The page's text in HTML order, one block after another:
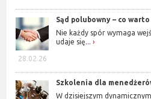
28.02.26
Sąd polubowny – co
Nie każdy spór wymaga
udaje się...
Szkolenia dla
W dzisiejszym